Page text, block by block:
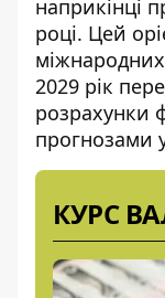
наприкінці
році. Цей
2029 рік
розрахунки
прогнозами
КУРС